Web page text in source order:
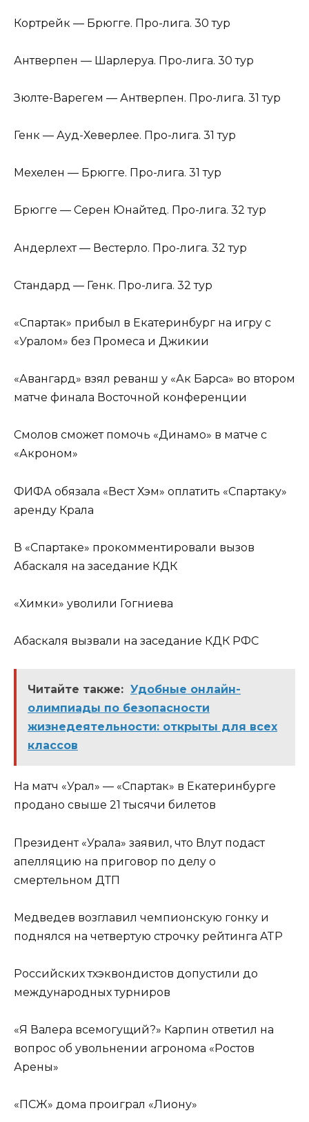
Кортрейк — Брюгге. Про-лига. 30 тур
Антверпен — Шарлеруа. Про-лига. 30 тур
Зюлте-Варегем — Антверпен. Про-лига. 31 тур
Генк — Ауд-Хеверлее. Про-лига. 31 тур
Мехелен — Брюгге. Про-лига. 31 тур
Брюгге — Серен Юнайтед. Про-лига. 32 тур
Андерлехт — Вестерло. Про-лига. 32 тур
Стандард — Генк. Про-лига. 32 тур
«Спартак» прибыл в Екатеринбург на игру с
«Уралом» без Промеса и Джикии
«Авангард» взял реванш у «Ак Барса» во втором
матче финала Восточной конференции
Смолов сможет помочь «Динамо» в матче с
«Акроном»
ФИФА обязала «Вест Хэм» оплатить «Спартаку»
аренду Крала
В «Спартаке» прокомментировали вызов
Абаскаля на заседание КДК
«Химки» уволили Гогниева
Абаскаля вызвали на заседание КДК РФС
Читайте также: Удобные онлайн-
олимпиады по безопасности
жизнедеятельности: открыты для всех
классов
На матч «Урал» — «Спартак» в Екатеринбурге
продано свыше 21 тысячи билетов
Президент «Урала» заявил, что Влут подаст
апелляцию на приговор по делу о
смертельном ДТП
Медведев возглавил чемпионскую гонку и
поднялся на четвертую строчку рейтинга ATP
Российских тхэквондистов допустили до
международных турниров
«Я Валера всемогущий?» Карпин ответил на
вопрос об увольнении агронома «Ростов
Арены»
«ПСЖ» дома проиграл «Лиону»